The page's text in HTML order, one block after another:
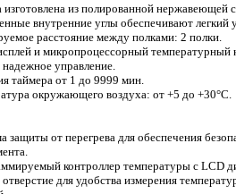
из полированной нержавеющей
внутренние углы обеспечивают легкий
расстояние между полками: 2 полки.
и микропроцессорный температурный
управление.
таймера от 1 до 9999 мин.
окружающего воздуха: от +5 до +30°С.
защиты от перегрева для обеспечения
контроллер температуры с LCD
для удобства измерения